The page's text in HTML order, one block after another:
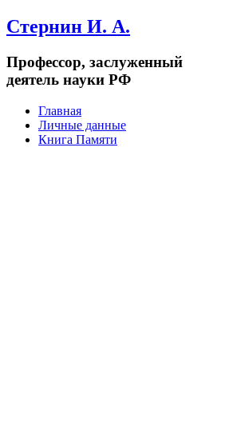
Стернин И. А.
Профессор, заслуженный
деятель науки РФ
Главная
Личные данные
Книга Памяти